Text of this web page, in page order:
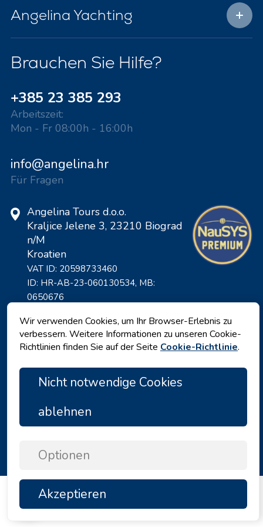
Angelina Yachting
Brauchen Sie Hilfe?
+385 23 385 293
Arbeitszeit:
Mon - Fr 08:00h - 16:00h
info@angelina.hr
Für Fragen
Angelina Tours d.o.o.
Kraljice Jelene 3, 23210 Biograd
n/M
Kroatien
VAT ID: 20598733460
ID: HR-AB-23-060130534, MB:
0650676
Copyright © 2026 by Angelina Tours d.o.o.
Wir verwenden Cookies, um Ihr Browser-Erlebnis zu
verbessern. Weitere Informationen zu unseren Cookie-
Richtlinien finden Sie auf der Seite Cookie-Richtlinie.
Nicht notwendige Cookies
ablehnen
Optionen
Akzeptieren